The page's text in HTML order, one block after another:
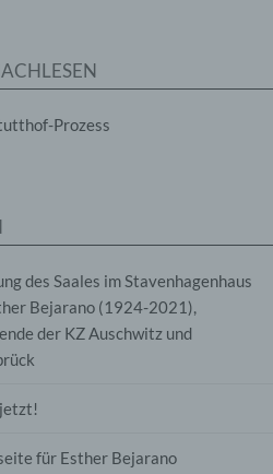
Prozess
des Saales im Stavenhagenhaus
Bejarano (1924-2021),
der KZ Auschwitz und
jetzt!
für Esther Bejarano